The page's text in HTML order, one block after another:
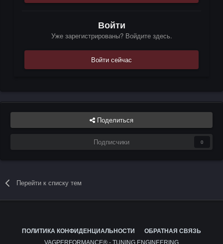
Войти
Уже зарегистрированы? Войдите здесь.
Войти сейчас
Поделиться
Подписчики 0
Перейти к списку тем
ПОЛИТИКА КОНФИДЕНЦИАЛЬНОСТИ
ОБРАТНАЯ СВЯЗЬ
VAGPERFORMANCE® - TUNING ENGINEERING